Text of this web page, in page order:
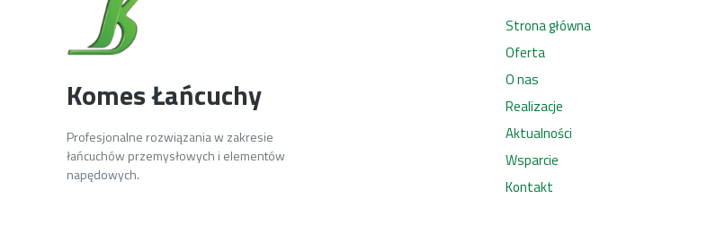
Komes Łańcuchy
Profesjonalne rozwiązania w zakresie
łańcuchów przemysłowych i elementów
napędowych.
Strona główna
Oferta
O nas
Realizacje
Aktualności
Wsparcie
Kontakt